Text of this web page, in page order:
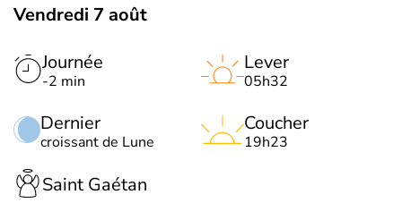
Vendredi 7 août
Journée
-2 min
Dernier
croissant de Lune
Lever
05h32
Coucher
19h23
Saint Gaétan